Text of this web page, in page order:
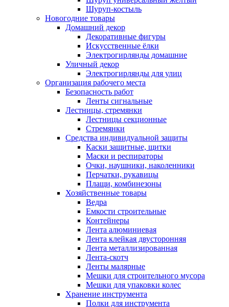
Шуруп-костыль
Новогодние товары
Домашний декор
Декоративные фигуры
Искусственные ёлки
Электрогирлянды домашние
Уличный декор
Электрогирлянды для улиц
Организация рабочего места
Безопасность работ
Ленты сигнальные
Лестницы, стремянки
Лестницы секционные
Стремянки
Средства индивидуальной защиты
Каски защитные, щитки
Маски и респираторы
Очки, наушники, наколенники
Перчатки, рукавицы
Плащи, комбинезоны
Хозяйственные товары
Ведра
Емкости строительные
Контейнеры
Лента алюминиевая
Лента клейкая двусторонняя
Лента металлизированная
Лента-скотч
Ленты малярные
Мешки для строительного мусора
Мешки для упаковки колес
Хранение инструмента
Полки для инструмента